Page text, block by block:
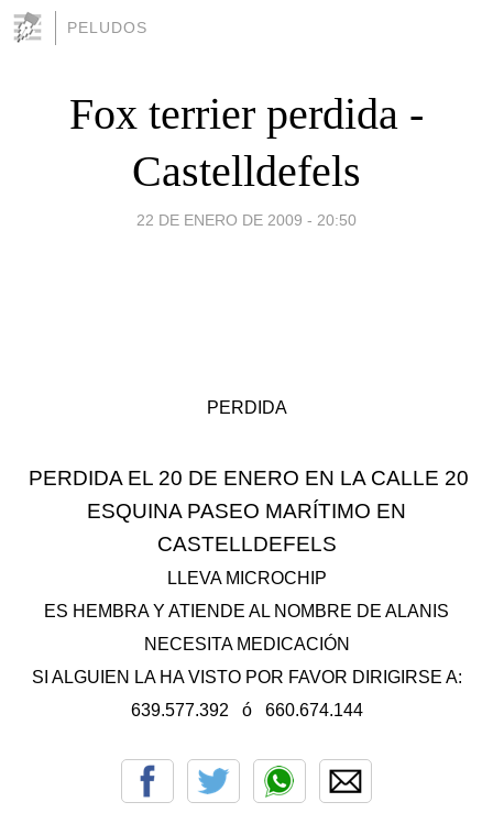
PELUDOS
Fox terrier perdida -
Castelldefels
22 DE ENERO DE 2009 - 20:50
PERDIDA
PERDIDA EL 20 DE ENERO EN LA CALLE 20
ESQUINA PASEO MARÍTIMO EN
CASTELLDEFELS
LLEVA MICROCHIP
ES HEMBRA Y ATIENDE AL NOMBRE DE ALANIS
NECESITA MEDICACIÓN
SI ALGUIEN LA HA VISTO POR FAVOR DIRIGIRSE A:
639.577.392
ó 660.674.144